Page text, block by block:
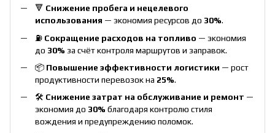
🔻 Снижение пробега и нецелевого
использования — экономия ресурсов до 30%.
⛽ Сокращение расходов на топливо — экономия
до 30% за счёт контроля маршрутов и заправок.
📦 Повышение эффективности логистики — рост
продуктивности перевозок на 25%.
🛠 Снижение затрат на обслуживание и ремонт —
экономия до 30% благодаря контролю стиля
вождения и предупреждению поломок.